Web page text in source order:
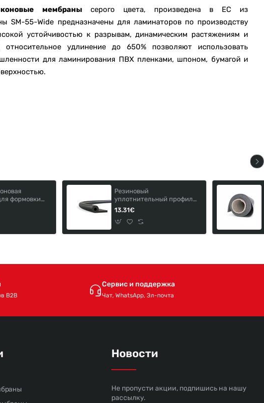
мембранысерого цвета, произведена в ЕС из
SM-55-Wide предназначены для ламинаторов по производству
устойчивостью к разрывам, динамическим растяжениям и
удлинение до 650% позволяют использовать
для ламинирования ПВХ пленками, шпоном, бумагой и
формовки
камня SM-
Резиновый
уплотнительный профиль
для вакуумного пресса
13.31€
B2B
Сервис и поддержка
Чат, WhatsApp, Эл-почта
Новости
Не пропусти акции, подпишись на нашу
рассылку.